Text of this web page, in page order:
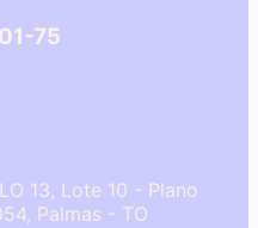
75
13, Lote 10 - Plano
Palmas - TO